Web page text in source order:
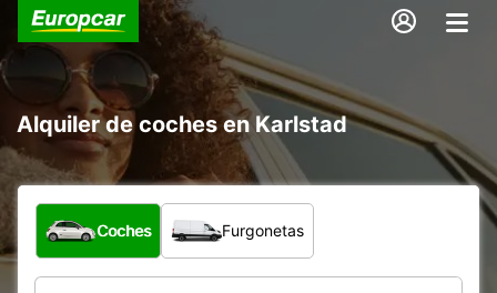
Alquiler de coches en Karlstad
¿Qué tipo de vehículo?
Coches Furgonetas